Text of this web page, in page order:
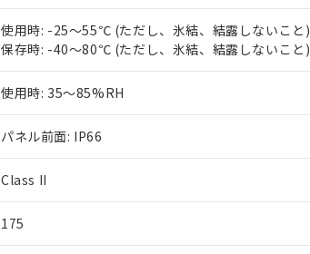
使用時: -25～55℃ (ただし、氷結、結露しないこと)
保存時: -40～80℃ (ただし、氷結、結露しないこと)
使用時: 35～85%RH
パネル前面: IP66
Class II
175